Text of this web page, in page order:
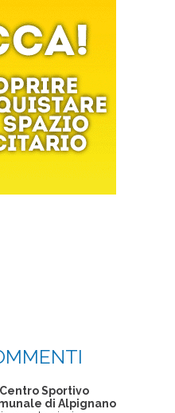
Centro Sportivo
di Alpignano